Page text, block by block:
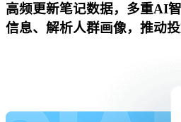
高频更新笔记数据，多重AI
信息、解析人群画像，推动投